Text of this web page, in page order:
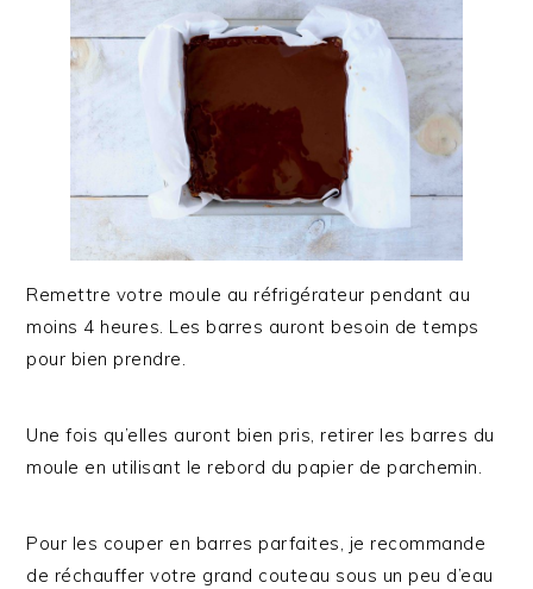
Remettre votre moule au réfrigérateur pendant au
moins 4 heures. Les barres auront besoin de temps
pour bien prendre.
Une fois qu’elles auront bien pris, retirer les barres du
moule en utilisant le rebord du papier de parchemin.
Pour les couper en barres parfaites, je recommande
de réchauffer votre grand couteau sous un peu d’eau